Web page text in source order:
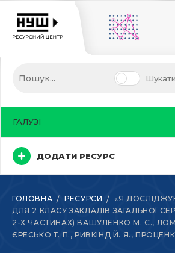
ДОДАТИ РЕСУРС
ГАЛУЗІ
ГОЛОВНА РЕСУРСИ
«Я
ДЛЯ 2 КЛАСУ ЗАКЛАДІВ ЗАГАЛЬНОЇ
2-Х ЧАСТИНАХ) ВАШУЛЕНКО М. С.,
ЄРЕСЬКО Т. П., РИВКІНД Й. Я.,